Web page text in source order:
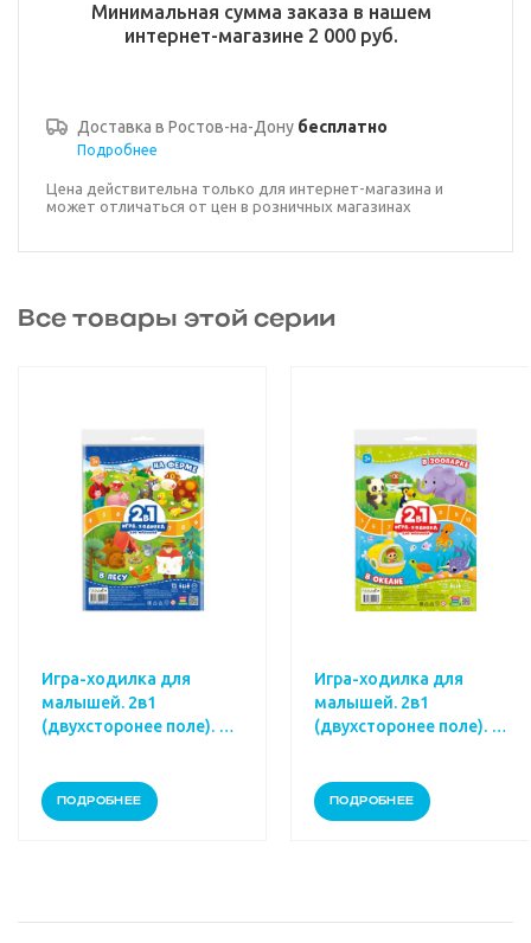
Минимальная сумма заказа в нашем
интернет-магазине 2 000 руб.
Доставка в Ростов-на-Дону бесплатно
Подробнее
Цена действительна только для интернет-магазина и
может отличаться от цен в розничных магазинах
Все товары этой серии
Игра-ходилка для
малышей. 2в1
(двухсторонее поле). На
ПОДРОБНЕЕ
Игра-ходилка для
малышей. 2в1
(двухсторонее поле). В
ПОДРОБНЕЕ